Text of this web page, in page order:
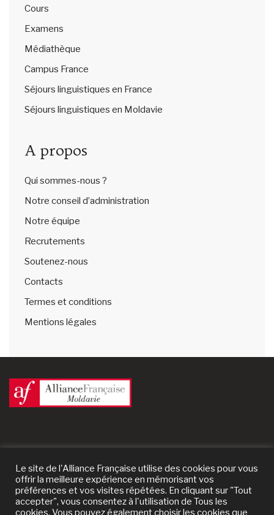
Cours
Examens
Médiathèque
Campus France
Séjours linguistiques en France
Séjours linguistiques en Moldavie
A propos
Qui sommes-nous ?
Notre conseil d’administration
Notre équipe
Recrutements
Soutenez-nous
Contacts
Termes et conditions
Mentions légales
Le site de l'Alliance Française utilise des cookies pour vous
offrir la meilleure expérience en mémorisant vos
préférences et vos visites répétées. En cliquant sur "Tout
accepter", vous consentez à l'utilisation de Tous les
cookies. Vous pouvez également choisir les cookies que